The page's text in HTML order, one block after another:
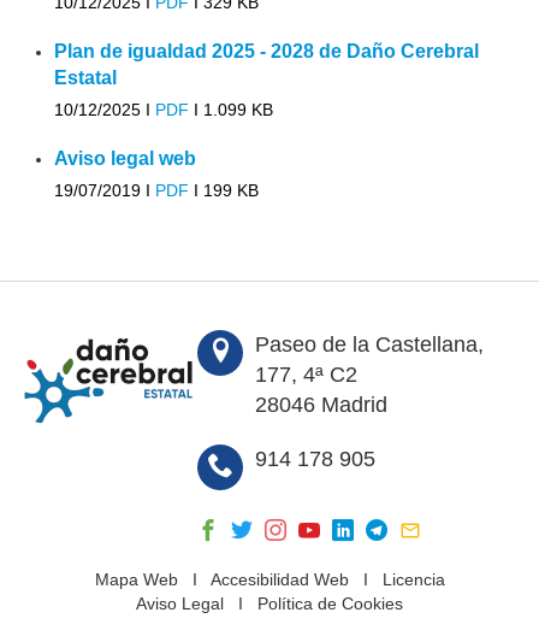
Plan de igualdad 2025 - 2028 de Daño Cerebral
Estatal
10/12/2025 I PDF I 1.099 KB
Aviso legal web
19/07/2019 I PDF I 199 KB
Paseo de la Castellana,
177, 4ª C2
28046 Madrid
914 178 905
Mapa WebI Accesibilidad WebI Licencia
Aviso Legal I Política de Cookies